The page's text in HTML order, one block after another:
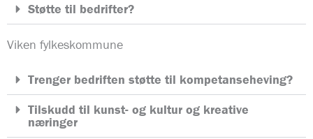
Støtte til bedrifter?
Viken fylkeskommune
Trenger bedriften støtte til kompetanseheving?
Tilskudd til kunst- og kultur og kreative
næringer